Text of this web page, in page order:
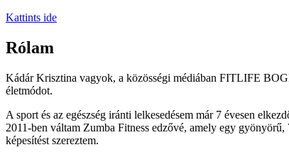
Kattints ide
Rólam
Kádár Krisztina vagyok, a közösségi médiában FITLIFE
életmódot.
A sport és az egészség iránti lelkesedésem már 7 évesen
2011-ben váltam Zumba Fitness edzővé, amely egy
képesítést szereztem.